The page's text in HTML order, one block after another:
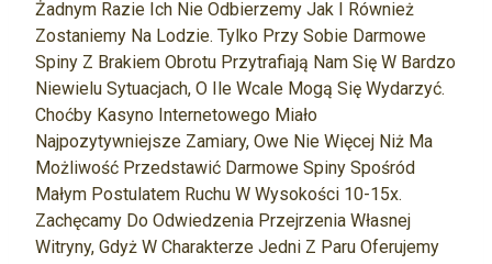
Żadnym Razie Ich Nie Odbierzemy Jak I Również
Zostaniemy Na Lodzie. Tylko Przy Sobie Darmowe
Spiny Z Brakiem Obrotu Przytrafiają Nam Się W Bardzo
Niewielu Sytuacjach, O Ile Wcale Mogą Się Wydarzyć.
Choćby Kasyno Internetowego Miało
Najpozytywniejsze Zamiary, Owe Nie Więcej Niż Ma
Możliwość Przedstawić Darmowe Spiny Spośród
Małym Postulatem Ruchu W Wysokości 10-15x.
Zachęcamy Do Odwiedzenia Przejrzenia Własnej
Witryny, Gdyż W Charakterze Jedni Z Paru Oferujemy